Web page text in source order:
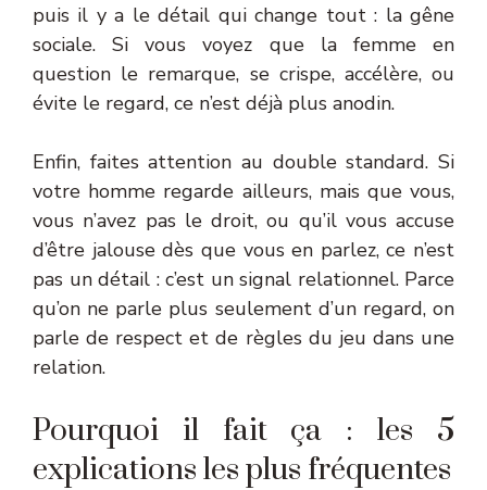
puis il y a le détail qui change tout : la gêne
sociale. Si vous voyez que la femme en
question le remarque, se crispe, accélère, ou
évite le regard, ce n’est déjà plus anodin.
Enfin, faites attention au double standard. Si
votre homme regarde ailleurs, mais que vous,
vous n’avez pas le droit, ou qu’il vous accuse
d’être jalouse dès que vous en parlez, ce n’est
pas un détail : c’est un signal relationnel. Parce
qu’on ne parle plus seulement d’un regard, on
parle de respect et de règles du jeu dans une
relation.
Pourquoi il fait ça : les 5
explications les plus fréquentes